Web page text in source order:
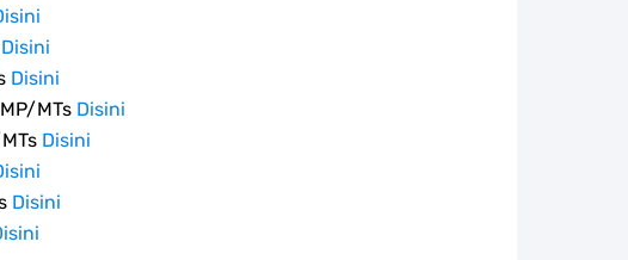
Disini
Disini
MTs Disini
Disini
Disini